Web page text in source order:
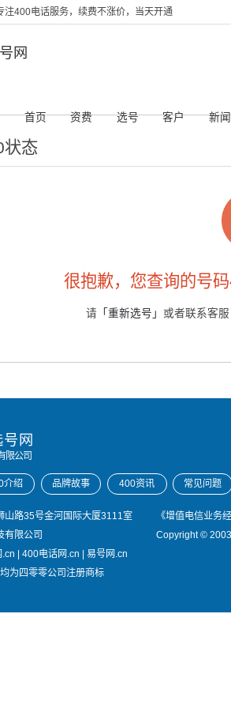
注400电话服务，续费不涨价，当天开通
网
首页 资费 选号 客户 新
状态
很抱歉，您查询的号
请 「重新选号」 或者联系客
网
限公司
介绍 品牌故事 400资讯 常见问题
山路35号金河国际大厦3111室
有限公司
|400电话网.cn |易号网.cn
均为四零零公司注册商标
《增值电信业务
Copyright ©